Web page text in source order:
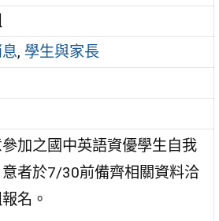
, 學生與家長
加之國中英語資優學生自我
者於7/30前備齊相關資料洽
名。